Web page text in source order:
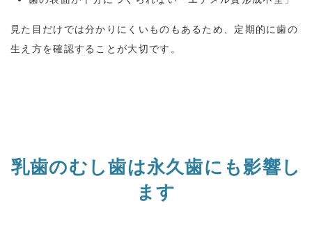
見た目だけでは分かりにくいものもあるため、定期的に歯の
生え方を確認することが大切です。
乳歯のむし歯は永久歯にも影響し
ます